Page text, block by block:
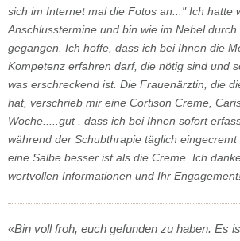
sich im Internet mal die Fotos an..." Ich hatte
Anschlusstermine und bin wie im Nebel
gegangen. Ich hoffe, dass ich bei Ihnen die
Kompetenz erfahren darf, die nötig sind und
was erschreckend ist. Die Frauenärztin, die
hat, verschrieb mir eine Cortison Creme,
Woche.....gut , dass ich bei Ihnen sofort
während der Schubthrapie täglich
eine Salbe besser ist als die Creme. Ich
wertvollen Informationen und Ihr
«Bin voll froh, euch gefunden zu haben. Es